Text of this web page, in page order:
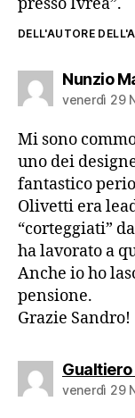
DELL'AUTORE
Nunzio
venerdì 29
Mi sono
uno dei
fantastico
Olivetti era
“corteggiati”
ha lavorato a
Anche io ho
pensione.
Grazie Sandro!
Gualtiero
venerdì 29